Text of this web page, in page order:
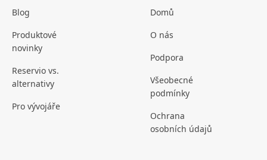
Blog
Produktové
novinky
Reservio vs.
alternativy
Pro vývojáře
Domů
O nás
Podpora
Všeobecné
podmínky
Ochrana
osobních údajů